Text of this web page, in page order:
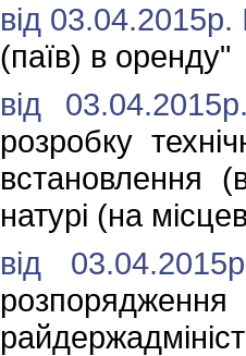
від
(паїв) в оренду"
від
розробку
встановлення
натурі (на
від